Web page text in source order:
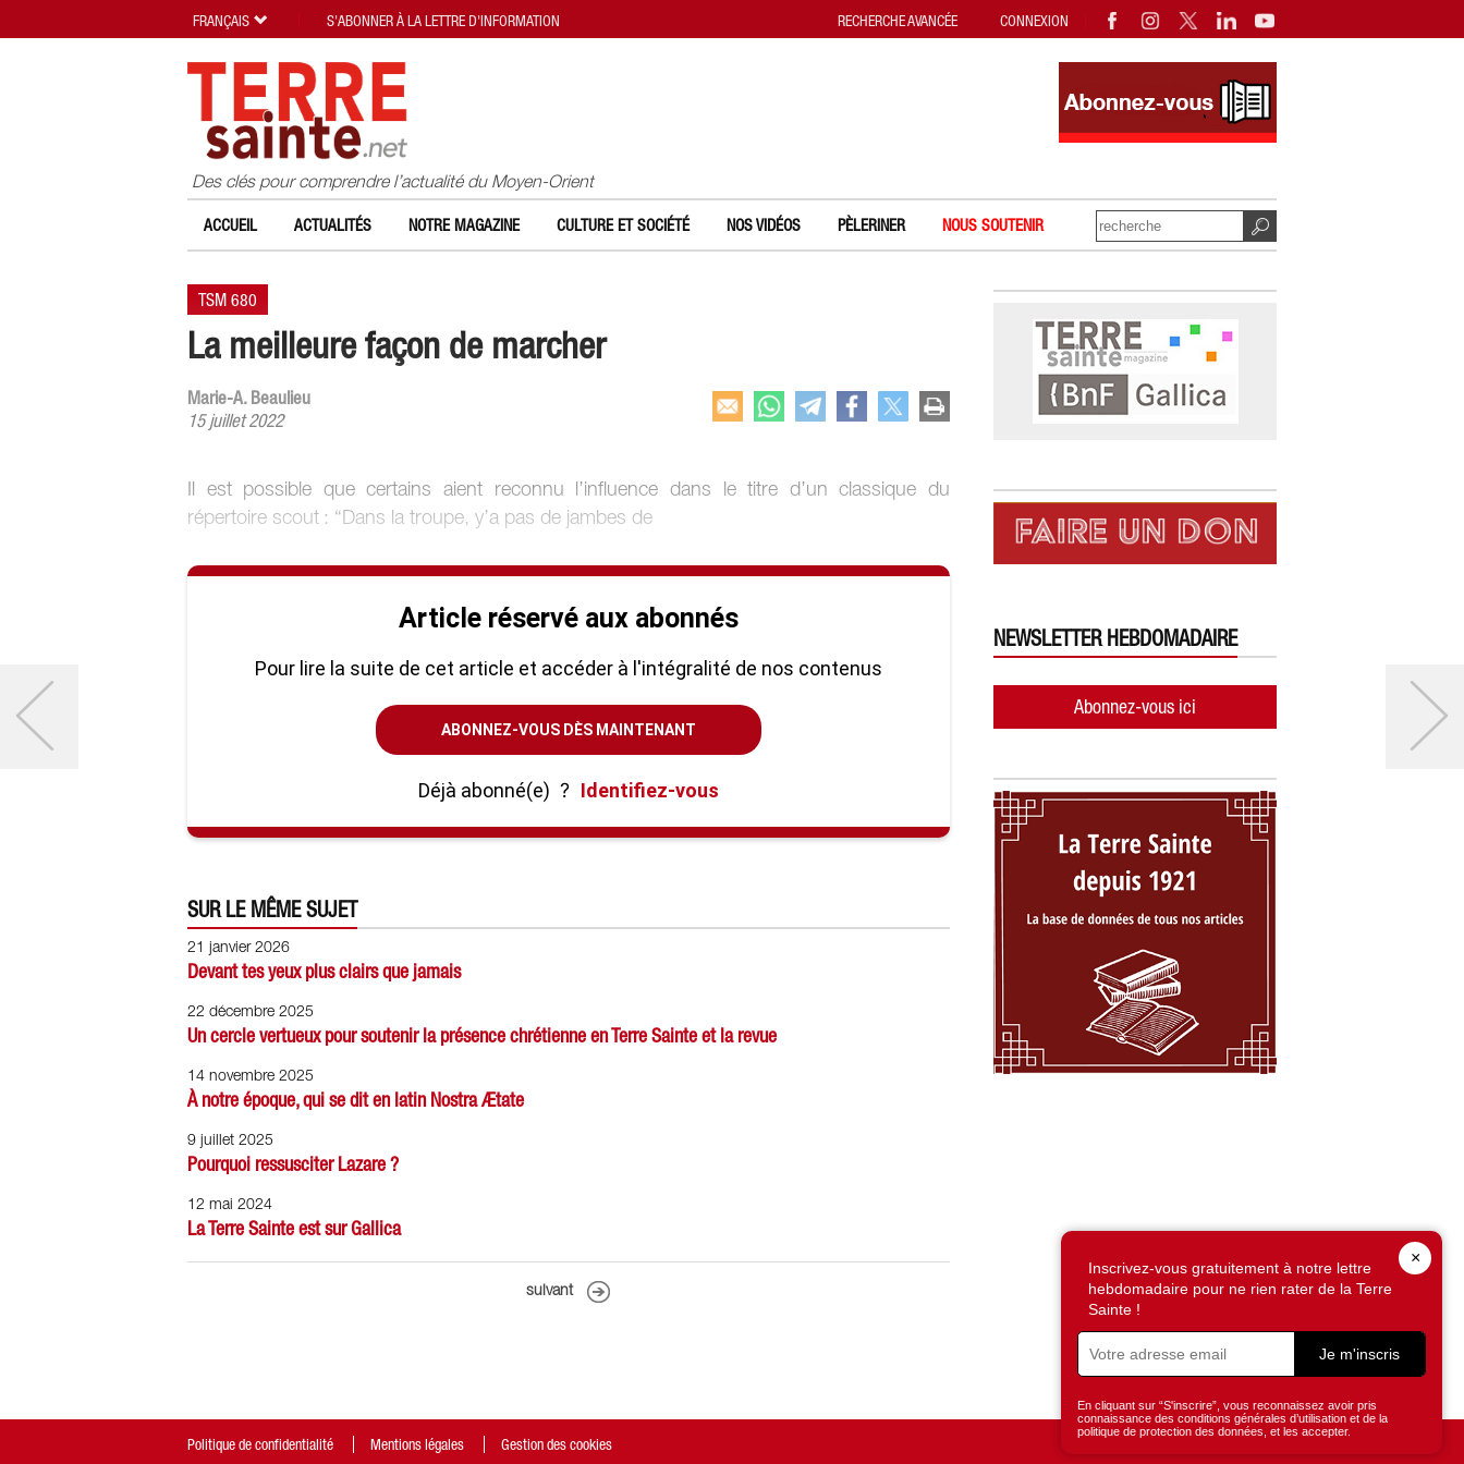
Des clés pour comprendre l’actualité du Moyen-Orient
ACCUEIL ACTUALITÉS NOTRE MAGAZINE CULTURE ET SOCIÉTÉ NOS VIDÉOS PÈLERINER NOUS SOUTENIR
TSM 680
La meilleure façon de marcher
Marie-A. Beaulieu
15 juillet 2022
Il est possible que certains aient reconnu l’influence dans le titre d’un classique du
répertoire scout : “Dans la troupe, y’a pas de jambes de
Article réservé aux abonnés
Pour lire la suite de cet article et accéder à l'intégralité de nos contenus
ABONNEZ-VOUS DÈS MAINTENANT
Déjà abonné(e) ? Identifiez-vous
SUR LE MÊME SUJET
21 janvier 2026
Devant tes yeux plus clairs que jamais
22 décembre 2025
Un cercle vertueux pour soutenir la présence chrétienne en Terre Sainte et la revue
14 novembre 2025
À notre époque, qui se dit en latin Nostra Ætate
9 juillet 2025
Pourquoi ressusciter Lazare ?
12 mai 2024
La Terre Sainte est sur Gallica
suivant
NEWSLETTER HEBDOMADAIRE
Abonnez-vous ici
×
Inscrivez-vous gratuitement à notre lettre
hebdomadaire pour ne rien rater de la Terre
Sainte !
Je m'inscris
En cliquant sur “S'inscrire”, vous reconnaissez avoir pris
connaissance des conditions générales d’utilisation et de la
politique de protection des données, et les accepter.
Politique de confidentialité Mentions légales Gestion des cookies
RECHERCHE AVANCÉE CONNEXION
FRANÇAIS S'ABONNER À LA LETTRE D'INFORMATION